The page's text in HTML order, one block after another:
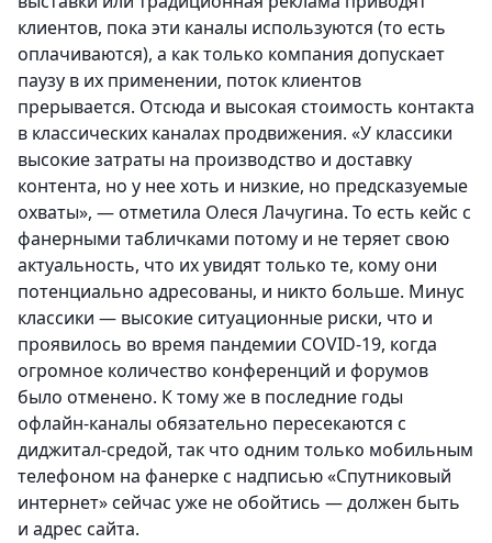
клиентов, пока эти каналы используются (то есть
оплачиваются), а как только компания допускает
паузу в их применении, поток клиентов
прерывается. Отсюда и высокая стоимость контакта
в классических каналах продвижения. «У классики
высокие затраты на производство и доставку
контента, но у нее хоть и низкие, но предсказуемые
охваты», — отметила Олеся Лачугина. То есть кейс с
фанерными табличками потому и не теряет свою
актуальность, что их увидят только те, кому они
потенциально адресованы, и никто больше. Минус
классики — высокие ситуационные риски, что и
проявилось во время пандемии COVID-19, когда
огромное количество конференций и форумов
было отменено. К тому же в последние годы
офлайн-каналы обязательно пересекаются с
диджитал-средой, так что одним только мобильным
телефоном на фанерке с надписью «Спутниковый
интернет» сейчас уже не обойтись — должен быть
и адрес сайта.